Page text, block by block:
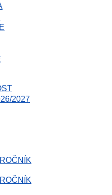
2027